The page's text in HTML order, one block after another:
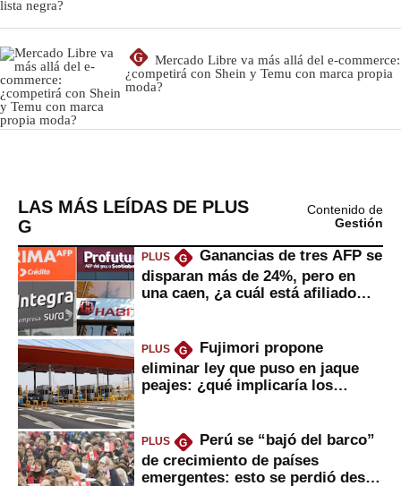
G
Mercado Libre va más allá del e-commerce:
¿competirá con Shein y Temu con marca propia
moda?
LAS MÁS LEÍDAS DE PLUS
G
Contenido de
Gestión
PLUS G
Ganancias de tres AFP se
disparan más de 24%, pero en
una caen, ¿a cuál está afiliado
PLUS G
Fujimori propone
eliminar ley que puso en jaque
peajes: ¿qué implicaría los
PLUS G
Perú se “bajó del barco”
de crecimiento de países
emergentes: esto se perdió desde